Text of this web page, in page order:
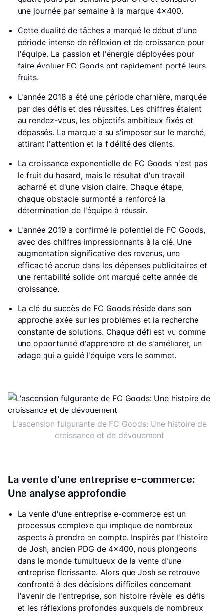
une journée par semaine à la marque 4x400.
Cette dualité de tâches a marqué le début d'une
période intense de réflexion et de croissance pour
l'équipe. La passion et l'énergie déployées pour
faire évoluer FC Goods ont rapidement porté leurs
fruits.
L'année 2018 a été une période charnière, marquée
par des défis et des réussites. Les chiffres étaient
au rendez-vous, les objectifs ambitieux fixés et
dépassés. La marque a su s'imposer sur le marché,
attirant l'attention et la fidélité des clients.
La croissance exponentielle de FC Goods n'est pas
le fruit du hasard, mais le résultat d'un travail
acharné et d'une vision claire. Chaque étape,
chaque obstacle surmonté a renforcé la
détermination de l'équipe à réussir.
L'année 2019 a confirmé le potentiel de FC Goods,
avec des chiffres impressionnants à la clé. Une
augmentation significative des revenus, une
efficacité accrue dans les dépenses publicitaires et
une rentabilité solide ont marqué cette année de
croissance.
La clé du succès de FC Goods réside dans son
approche axée sur les problèmes et la recherche
constante de solutions. Chaque défi est vu comme
une opportunité d'apprendre et de s'améliorer, un
adage qui a guidé l'équipe vers le sommet.
L'ascension fulgurante de FC Goods: Une histoire de
croissance et de dévouement
La vente d'une entreprise e-commerce:
Une analyse approfondie
La vente d'une entreprise e-commerce est un
processus complexe qui implique de nombreux
aspects à prendre en compte. Inspirés par l'histoire
de Josh, ancien PDG de 4x400, nous plongeons
dans le monde tumultueux de la vente d'une
entreprise florissante. Alors que Josh se retrouve
confronté à des décisions difficiles concernant
l'avenir de l'entreprise, son histoire révèle les défis
et les réflexions profondes auxquels de nombreux